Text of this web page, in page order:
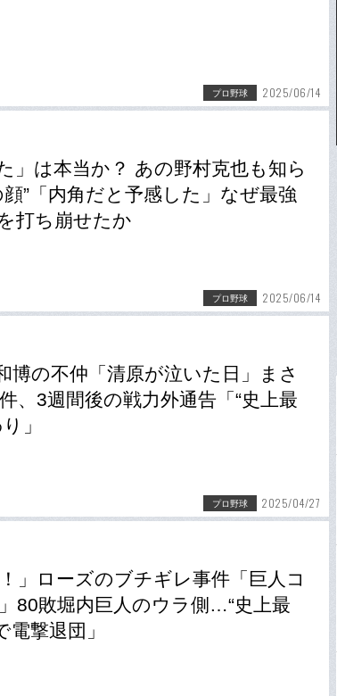
プロ野球 2025/06/14
」は本当か？ あの野村克也も知ら
”「内角だと予感した」なぜ最強
打ち崩せたか
プロ野球 2025/06/14
博の不仲「清原が泣いた日」まさ
、3週間後の戦力外通告「“史上最
」
プロ野球 2025/04/27
」ローズのブチギレ事件「巨人コ
80敗堀内巨人のウラ側…“史上最
撃退団」